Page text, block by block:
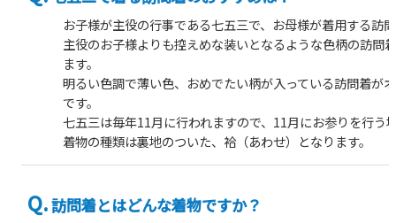
お子様が主役の行事である七五三で、お母様が着用する訪
主役のお子様よりも控えめな装いとなるような色柄の訪問
ます。
明るい色調で薄い色、おめでたい柄が入っている訪問着が
です。
七五三は毎年11月に行われますので、11月にお参りを行う
着物の種類は裏地のついた、袷（あわせ）となります。
訪問着とはどんな着物ですか？